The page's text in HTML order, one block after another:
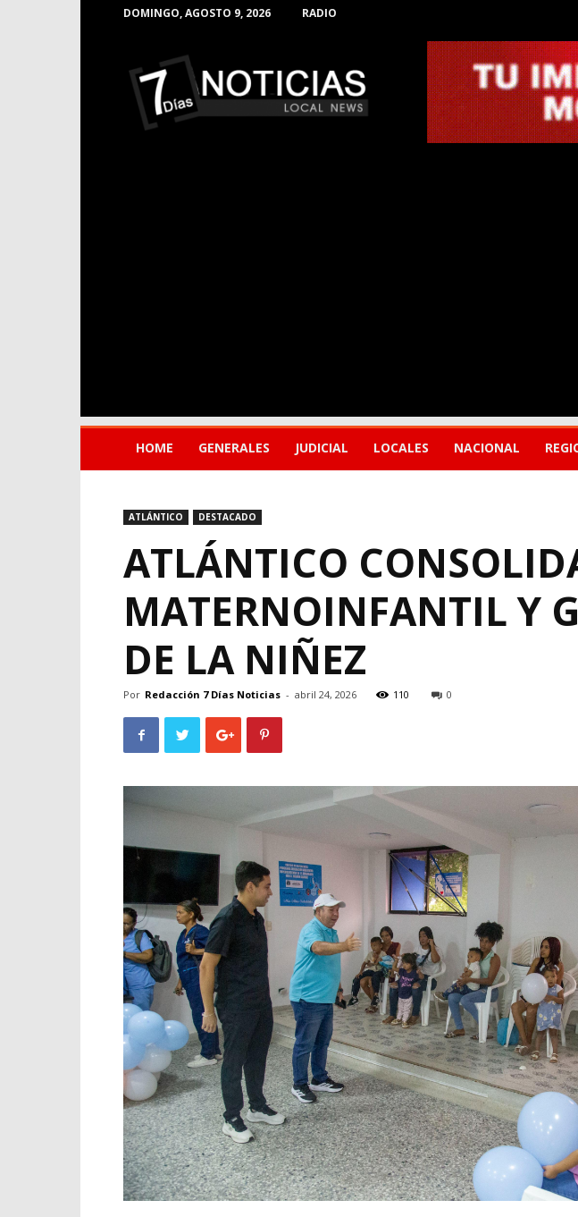
DOMINGO, AGOSTO 9, 2026 RADIO
Noticias
de
Barranquilla
HOME GENERALES JUDICIAL LOCALES NACIONAL
ATLÁNTICO DESTACADO
ATLÁNTICO
MATERNOINFANTIL Y
DE LA NIÑEZ
Por Redacción 7 Días Noticias - abril 24, 2026 110 0